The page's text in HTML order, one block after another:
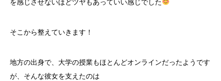
そこから整えていきます！
地方の出身で、大学の授業もほとんどオンラインだったようです
が、そんな彼女を支えたのは